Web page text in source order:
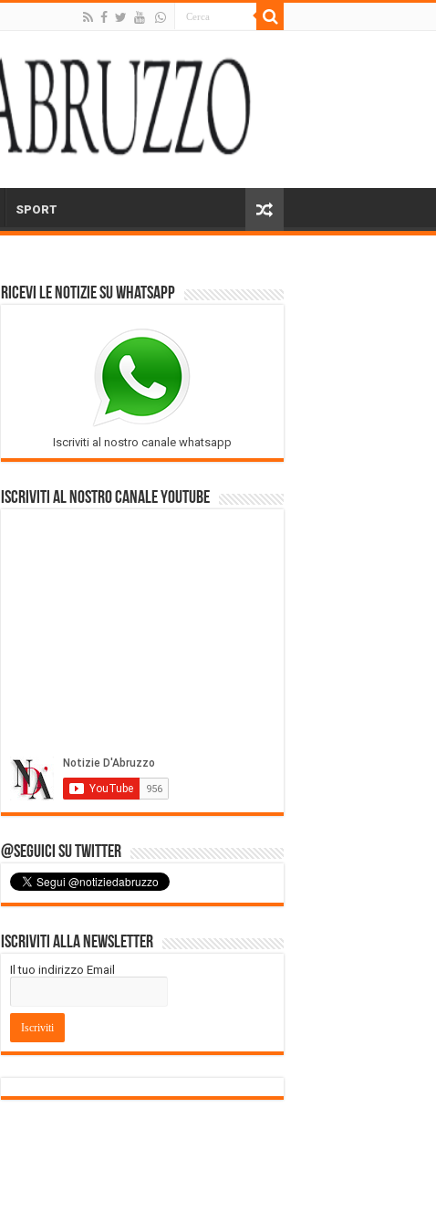
SPORT
Ricevi le notizie su Whatsapp
Iscriviti al nostro canale whatsapp
Iscriviti al nostro Canale Youtube
@Seguici su Twitter
Iscriviti alla Newsletter
Il tuo indirizzo Email